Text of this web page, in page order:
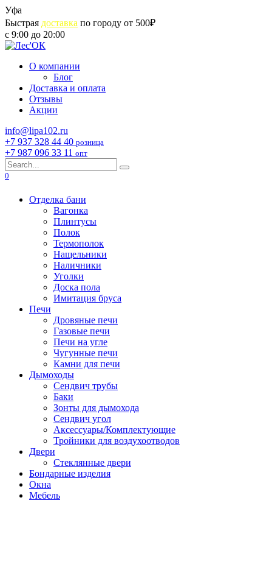
Skip
to
content
Уфа
Быстрая доставка по городу от 500₽
с 9:00 до 20:00
О компании
Блог
Доставка и оплата
Отзывы
Акции
info@lipa102.ru
+7 937 328 44 40 розница
+7 987 096 33 11 опт
Search
for:
0
Отделка бани
Вагонка
Плинтусы
Полок
Термополок
Нащельники
Наличники
Уголки
Доска пола
Имитация бруса
Печи
Дровяные печи
Газовые печи
Печи на угле
Чугунные печи
Камни для печи
Дымоходы
Сендвич трубы
Баки
Зонты для дымохода
Сендвич угол
Аксессуары/Комплектующие
Тройники для воздухоотводов
Двери
Стеклянные двери
Бондарные изделия
Окна
Мебель